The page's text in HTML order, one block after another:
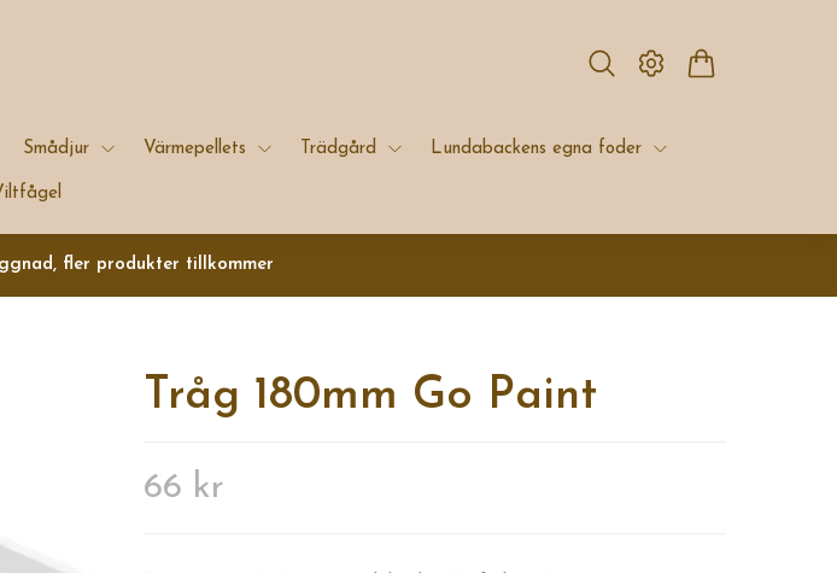
Smådjur Värmepellets Trädgård Lundabackens egna foder
fler produkter tillkommer
Tråg 180mm Go Paint
66 kr